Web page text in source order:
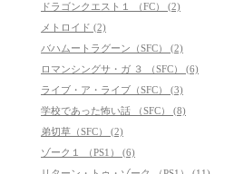
ドラゴンクエスト１ （FC） (2)
メトロイド (2)
バハムートラグーン（SFC） (2)
ロマンシングサ・ガ ３ （SFC） (6)
ライブ・ア・ライブ（SFC） (3)
学校であった怖い話 （SFC） (8)
弟切草（SFC） (2)
ゾーク１ （PS1） (6)